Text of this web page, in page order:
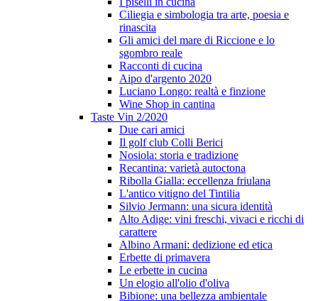
Ciliegia e simbologia tra arte, poesia e
rinascita
Gli amici del mare di Riccione e lo
sgombro reale
Racconti di cucina
Aipo d'argento 2020
Luciano Longo: realtà e finzione
Wine Shop in cantina
Taste Vin 2/2020
Due cari amici
Il golf club Colli Berici
Nosiola: storia e tradizione
Recantina: varietà autoctona
Ribolla Gialla: eccellenza friulana
L'antico vitigno del Tintilia
Silvio Jermann: una sicura identità
Alto Adige: vini freschi, vivaci e ricchi di
carattere
Albino Armani: dedizione ed etica
Erbette di primavera
Le erbette in cucina
Un elogio all'olio d'oliva
Bibione: una bellezza ambientale